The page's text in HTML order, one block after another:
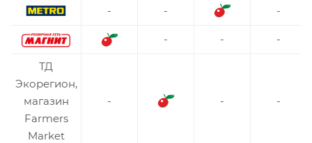
- - -
- - -
ТД
Экорегион,
магазин
Farmers
Market
- - -